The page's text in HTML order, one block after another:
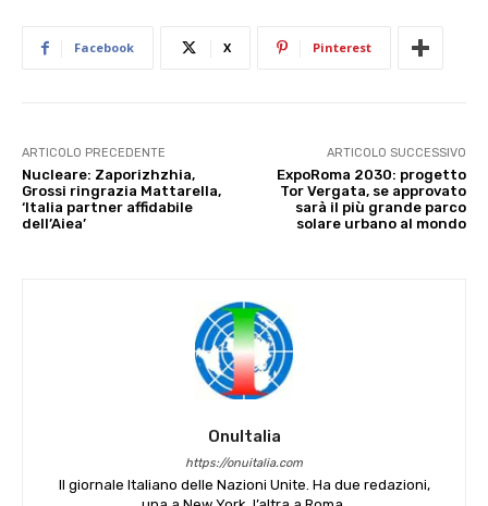
Facebook X Pinterest
ARTICOLO PRECEDENTE
Nucleare: Zaporizhzhia,
Grossi ringrazia Mattarella,
‘Italia partner affidabile
dell’Aiea’
ARTICOLO SUCCESSIVO
ExpoRoma 2030: progetto
Tor Vergata, se approvato
sarà il più grande parco
solare urbano al mondo
OnuItalia
https://onuitalia.com
Il giornale Italiano delle Nazioni Unite. Ha due redazioni,